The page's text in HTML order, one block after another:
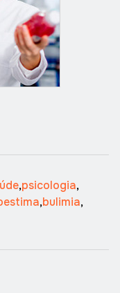
,psicologia,
,bulimia,